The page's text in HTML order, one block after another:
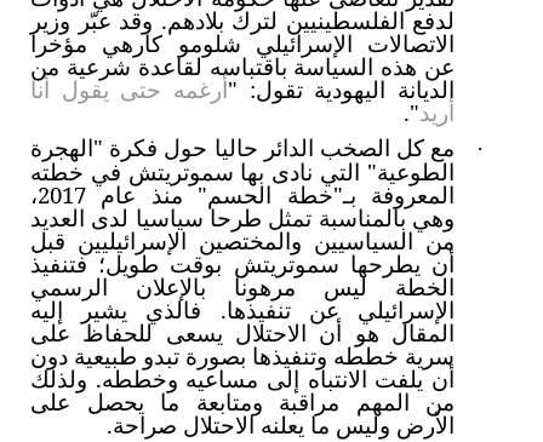
لدفع الفلسطينيين لترك بلادهم. وقد عبّر وزير
الاتصالات الإسرائيلي شلومو كارهي مؤخرا
عن هذه السياسة باقتباسه لقاعدة شرعية من
الديانة اليهودية تقول: "أرغمه حتى يقول أنا
أريد".
·
مع كل الصخب الدائر حاليا حول فكرة "الهجرة
الطوعية" التي نادى بها سموتريتش في خطته
المعروفة بـ"خطة الحسم" منذ عام 2017،
وهي بالمناسبة تمثل طرحا سياسيا لدى العديد
من السياسيين والمختصين الإسرائيليين قبل
أن يطرحها سموتريتش بوقت طويل؛ فتنفيذ
الخطة ليس مرهونا بالإعلان الرسمي
الإسرائيلي عن تنفيذها. فالذي يشير إليه
المقال هو أن الاحتلال يسعى للحفاظ على
سرية خططه وتنفيذها بصورة تبدو طبيعية دون
أن يلفت الانتباه إلى مساعيه وخططه. ولذلك
من المهم مراقبة ومتابعة ما يحصل على
الأرض وليس ما يعلنه الاحتلال صراحة.